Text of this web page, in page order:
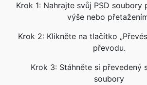
Krok 1: Nahrajte svůj PSD
výše nebo
Krok 2: Klikněte na tlačítko
převodu.
Krok 3: Stáhněte si převedený
soubory